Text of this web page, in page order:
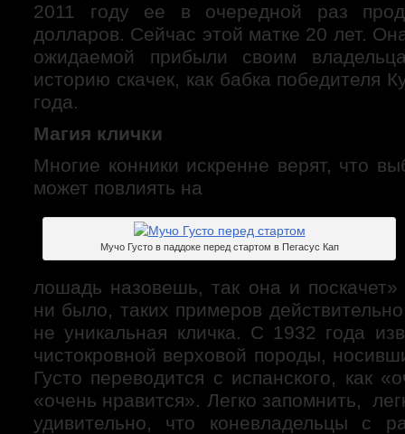
2011 году ее в очередной раз
долларов. Сейчас этой матке 20 лет.
ожидаемой прибыли своим
историю скачек, как бабка победителя
года.
Магия клички
Многие конники искренне верят, что
может повлиять на
Мучо Густо в паддоке перед стартом в Пегасус Кап
лошадь назовешь, так она и
ни было, таких примеров
не уникальная кличка. С 1932 года
чистокровной верховой породы,
Густо переводится с испанского, как
«очень нравится». Легко запомнить,
удивительно, что коневладельцы с